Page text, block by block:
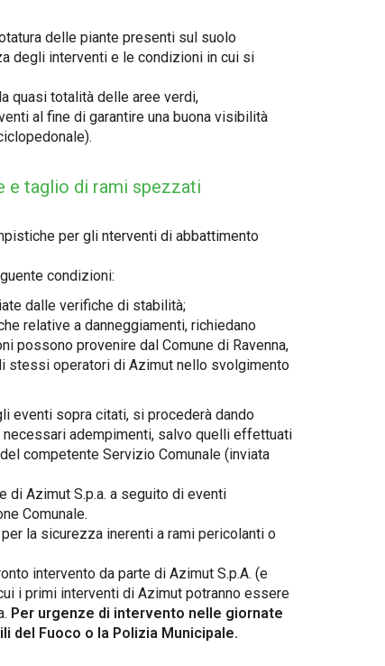
delle piante presenti sul suolo
degli interventi e le condizioni in cui si
quasi totalità delle aree verdi,
al fine di garantire una buona visibilità
e taglio di rami spezzati
per gli nterventi di abbattimento
condizioni:
dalle verifiche di stabilità;
relative a danneggiamenti, richiedano
possono provenire dal Comune di Ravenna,
stessi operatori di Azimut nello svolgimento
eventi sopra citati, si procederà dando
necessari adempimenti, salvo quelli effettuati
competente Servizio Comunale (inviata
Azimut S.p.a. a seguito di eventi
Comunale.
la sicurezza inerenti a rami pericolanti o
intervento da parte di Azimut S.p.A. (e
i primi interventi di Azimut potranno essere
Per urgenze di intervento nelle giornate
del Fuoco o la Polizia Municipale.